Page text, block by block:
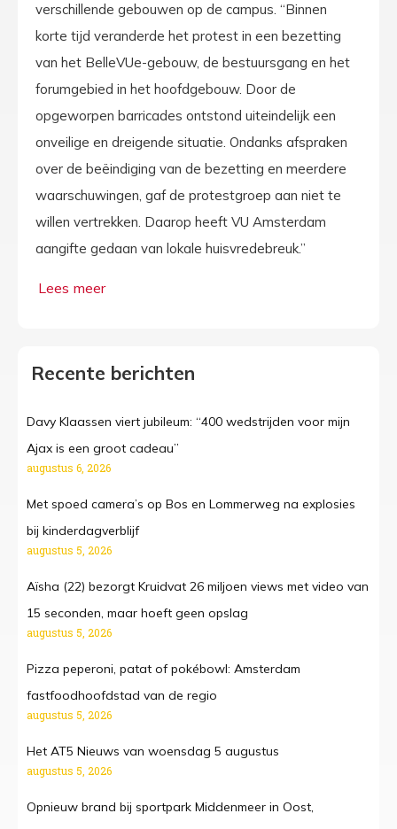
verschillende gebouwen op de campus. “Binnen
korte tijd veranderde het protest in een bezetting
van het BelleVUe-gebouw, de bestuursgang en het
forumgebied in het hoofdgebouw. Door de
opgeworpen barricades ontstond uiteindelijk een
onveilige en dreigende situatie. Ondanks afspraken
over de beëindiging van de bezetting en meerdere
waarschuwingen, gaf de protestgroep aan niet te
willen vertrekken. Daarop heeft VU Amsterdam
aangifte gedaan van lokale huisvredebreuk.”
Recente berichten
Davy Klaassen viert jubileum: “400 wedstrijden voor mijn
Ajax is een groot cadeau”
augustus 6, 2026
Met spoed camera’s op Bos en Lommerweg na explosies
bij kinderdagverblijf
augustus 5, 2026
Aïsha (22) bezorgt Kruidvat 26 miljoen views met video van
15 seconden, maar hoeft geen opslag
augustus 5, 2026
Pizza peperoni, patat of pokébowl: Amsterdam
fastfoodhoofdstad van de regio
augustus 5, 2026
Het AT5 Nieuws van woensdag 5 augustus
augustus 5, 2026
Opnieuw brand bij sportpark Middenmeer in Oost,